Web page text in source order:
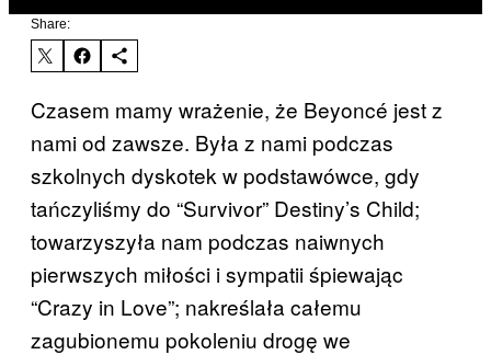
Share:
Czasem mamy wrażenie, że Beyoncé jest z
nami od zawsze. Była z nami podczas
szkolnych dyskotek w podstawówce, gdy
tańczyliśmy do “Survivor” Destiny’s Child;
towarzyszyła nam podczas naiwnych
pierwszych miłości i sympatii śpiewając
“Crazy in Love”; nakreślała całemu
zagubionemu pokoleniu drogę we